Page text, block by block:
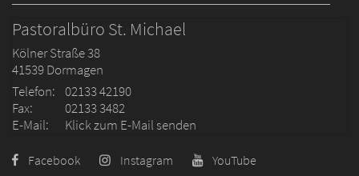
Pastoralbüro St. Michael
Kölner Straße 38
41539Dormagen
Telefon: 02133 42190
Fax:
02133 3482
E-Mail:
Klick zum E-Mail senden
Facebook Instagram YouTube